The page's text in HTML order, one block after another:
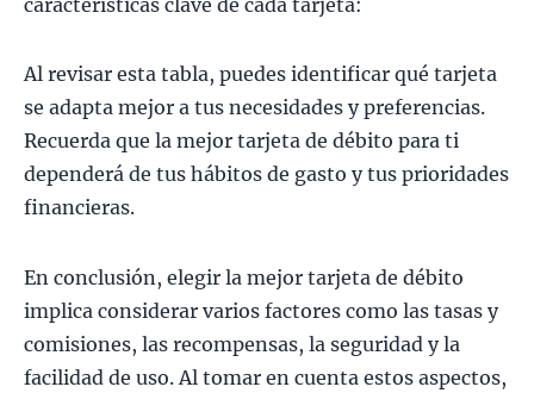
características clave de cada tarjeta:
Al revisar esta tabla, puedes identificar qué tarjeta
se adapta mejor a tus necesidades y preferencias.
Recuerda que la mejor tarjeta de débito para ti
dependerá de tus hábitos de gasto y tus prioridades
financieras.
En conclusión, elegir la mejor tarjeta de débito
implica considerar varios factores como las tasas y
comisiones, las recompensas, la seguridad y la
facilidad de uso. Al tomar en cuenta estos aspectos,